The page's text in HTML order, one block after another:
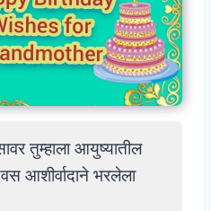
तुम्हाला आयुष्यातील
आशीर्वादाने भरलेला